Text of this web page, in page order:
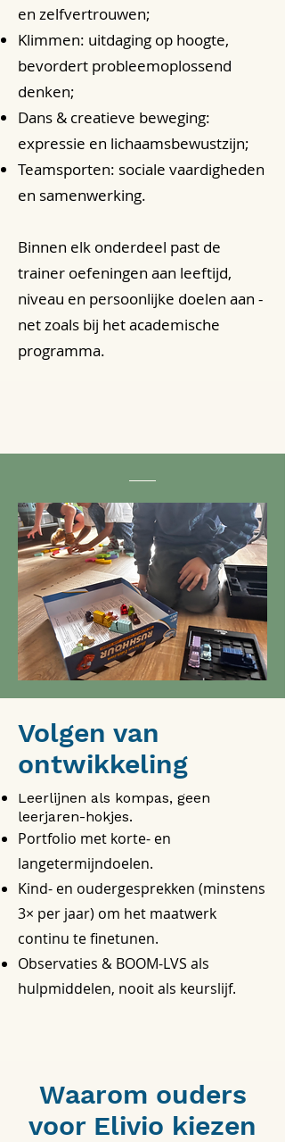
en zelfvertrouwen;
Klimmen: uitdaging op hoogte,
bevordert probleem­oplossend
denken;
Dans & creatieve beweging:
expressie en lichaams­bewustzijn;
Teamsporten: sociale vaardigheden
en samenwerking.
Binnen elk onderdeel past de
trainer oefeningen aan leeftijd,
niveau en persoonlijke doelen aan -
net zoals bij het academische
programma.
Volgen van
ontwikkeling
​Leerlijnen als kompas, geen
leerjaren-hokjes.
Portfolio met korte- en
langetermijndoelen.
Kind- en oudergesprekken (minstens
3× per jaar) om het maatwerk
continu te finetunen.
Observaties & BOOM-LVS als
hulpmiddelen, nooit als keurslijf.
Waarom ouders
voor Elivio kiezen